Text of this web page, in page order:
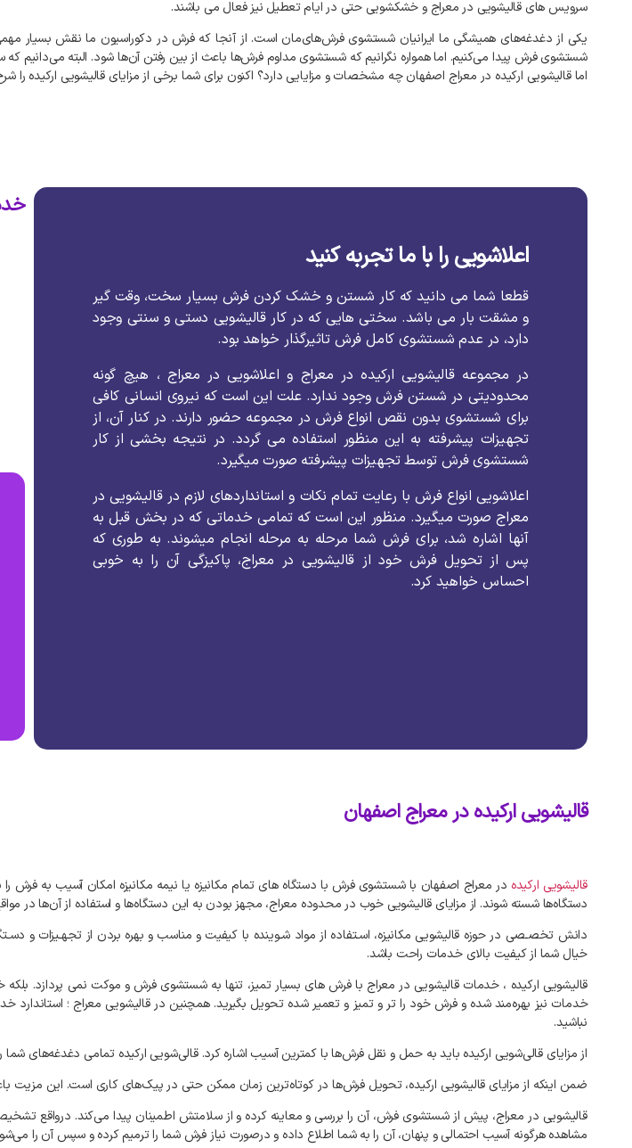
سرویس های قالیشویی در معراج و خشکشویی حتی در ایام تعطیل نیز فعال می باشند.
یکی از دغدغه‌های همیشگی ما ایرانیان شستشوی فرش‌های‌مان است. از آنجا که فرش در دکوراسیون ما نقش بسیار
شستشوی فرش پیدا می‌کنیم. اماهمواره نگرانیمکه شستشوی مداوم فرش‌ها باعث از بین رفتن آن‌هاشود. البته می‌دانیمکه
اماقالیشویی ارکیده در معراج اصفهان چه مشخصات و مزایایی دارد؟ اکنون برای شما برخی از مزایای قالیشویی ارکیده را
اعلاشویی را با ما تجربه کنید
قطعا شما می دانید که کار شستن و خشک کردن فرش بسیار سخت، وقت گیر
و مشقت بار می باشد. سختی هایی که در کار قالیشویی دستی و سنتی وجود
دارد، در عدم شستشوی کامل فرش تاثیرگذار خواهد بود.
در مجموعه قالیشویی ارکیده در معراج و اعلاشویی در معراج ، هیچ گونه
محدودیتی در شستن فرش وجود ندارد.علت این است که نیروی انسانی کافی
برای شستشوی بدون نقص انواع فرش در مجموعه حضور دارند. در کنار آن، از
تجهیزات پیشرفته به این منظور استفاده می گردد. در نتیجه بخشی از کار
شستشویفرش توسطتجهیزات پیشرفته صورت میگیرد.
اعلاشویی انواع فرش با رعایت تمام نکات و استانداردهای لازم در قالیشویی در
معراج صورت میگیرد. منظور این است که تمامی خدماتی که در بخش قبل به
آنها اشاره شد، برای فرش شما مرحله به مرحله انجام میشوند. به طوری که
پس از تحویل فرش خود از قالیشویی در معراج، پاکیزگی آن را به خوبی
احساس خواهید کرد.
قالیشویی ارکیده در معراج اصفهان
قالیشویی ارکیده در معراج اصفهان با شستشوی فرش با دستگاه‌ های تمام مکانیزه یا نیمه مکانیزه امکان آسیب به فرش را
دستگاه‌هاشسته شوند. از مزایای قالیشویی خوب در محدوده معراج، مجهز بودن به این دستگاه‌ها و استفاده از آن‌ها در
دانش تخصـصی در حوزه قالیشویی مکانیزه، اسـتفاده از مواد شـوینده با کیفیت و مناسب و بهره بردن از تجهـیزات و
خیال شما از کیفیت بالای خدمات راحت باشد.
قالیشویی ارکیده ، خدمات قالیشویی در معراج با فرش های بسیار تمیز، تنها به شستشوی فرش و موکت نمی‌ پردازد. بلکه
خدمات نیز بهره‌مند شده و فرش خود را تر و تمیز و تعمیر شده تحویل بگیرید.همچنین در قالیشویی معراج ؛ استاندارد
نباشید.
از مزایای قالی‌شویی ارکیده باید به حمل و نقل فرش‌هاباکمترین آسیب اشاره کرد.قالی‌شویی ارکیده تمامی دغدغه‌های شما
ضمن اینکه از مزایای قالیشویی ارکیده، تحویل فرش‌ها در کوتاه‌ترین زمان ممکن حتی در پیک‌های کاری است. این مزیت
قالیشویی در معراج، پیش از شستشوی فرش، آن را بررسی و معاینه کرده و از سلامتش اطمینان پیدا می‌کند. درواقع
مشاهده هرگونه آسیب احتمالی و پنهان، آن را به شما اطلاع داده و درصورت نیاز فرش شما راترمیمکرده و سپس آن را